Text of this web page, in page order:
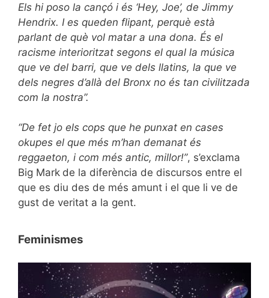
Els hi poso la cançó i és ‘Hey, Joe’, de Jimmy
Hendrix. I es queden flipant, perquè està
parlant de què vol matar a una dona. És el
racisme interioritzat segons el qual la música
que ve del barri, que ve dels llatins, la que ve
dels negres d’allà del Bronx no és tan civilitzada
com la nostra”.
“De fet jo els cops que he punxat en cases
okupes el que més m’han demanat és
reggaeton, i com més antic, millor!”, s’exclama
Big Mark de la diferència de discursos entre el
que es diu des de més amunt i el que li ve de
gust de veritat a la gent.
Feminismes